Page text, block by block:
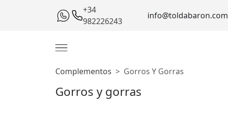
+34
982226243
info@toldabaron.com
Complementos Gorros Y Gorras
Gorros y gorras